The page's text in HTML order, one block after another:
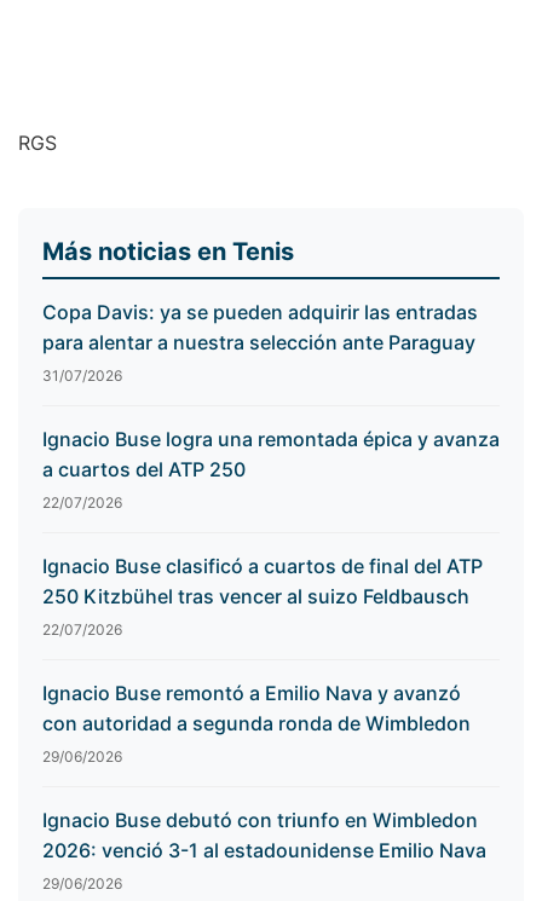
​RGS
Más noticias en Tenis
Copa Davis: ya se pueden adquirir las entradas
para alentar a nuestra selección ante Paraguay
31/07/2026
Ignacio Buse logra una remontada épica y avanza
a cuartos del ATP 250
22/07/2026
Ignacio Buse clasificó a cuartos de final del ATP
250 Kitzbühel tras vencer al suizo Feldbausch
22/07/2026
Ignacio Buse remontó a Emilio Nava y avanzó
con autoridad a segunda ronda de Wimbledon
29/06/2026
Ignacio Buse debutó con triunfo en Wimbledon
2026: venció 3-1 al estadounidense Emilio Nava
29/06/2026